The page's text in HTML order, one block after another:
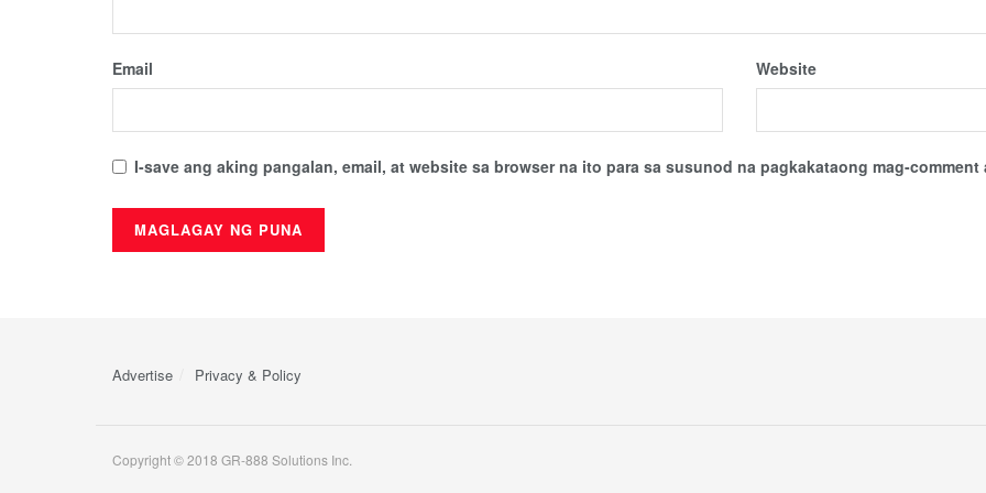
Email Website
I-save ang aking pangalan, email, at website sa browser na ito para sa susunod na pagkakataong mag-comment
Advertise Privacy & Policy
Copyright © 2018 GR-888 Solutions Inc.